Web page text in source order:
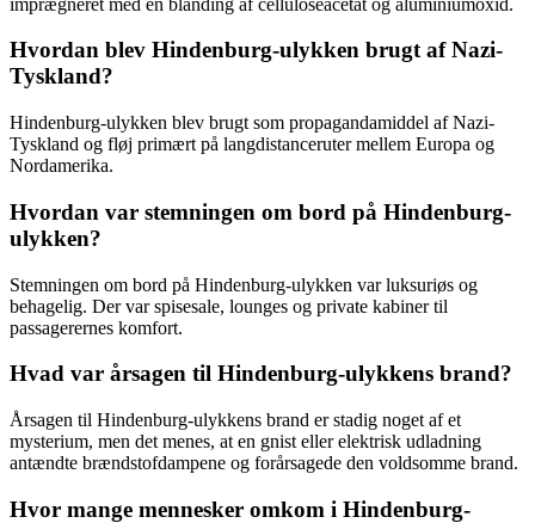
Hvordan blev Hindenburg-ulykken brugt af Nazi-
Tyskland?
Hindenburg-ulykken blev brugt som propagandamiddel af Nazi-
Tyskland og fløj primært på langdistanceruter mellem Europa og
Nordamerika.
Hvordan var stemningen om bord på Hindenburg-
ulykken?
Stemningen om bord på Hindenburg-ulykken var luksuriøs og
behagelig. Der var spisesale, lounges og private kabiner til
passagerernes komfort.
Hvad var årsagen til Hindenburg-ulykkens brand?
Årsagen til Hindenburg-ulykkens brand er stadig noget af et
mysterium, men det menes, at en gnist eller elektrisk udladning
antændte brændstofdampene og forårsagede den voldsomme brand.
Hvor mange mennesker omkom i Hindenburg-